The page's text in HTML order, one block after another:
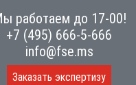
работаем до 17-00!
+7 (495) 666-5-666
info@fse.ms
Заказать экспертизу